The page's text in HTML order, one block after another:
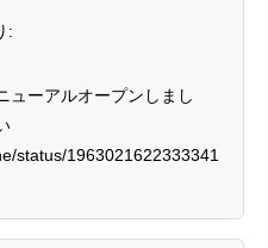
:
ューアルオープンしまし
status/1963021622333341